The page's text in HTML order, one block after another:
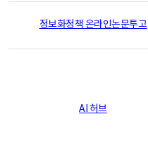
정보화정책 온라인논문투고
AI 허브